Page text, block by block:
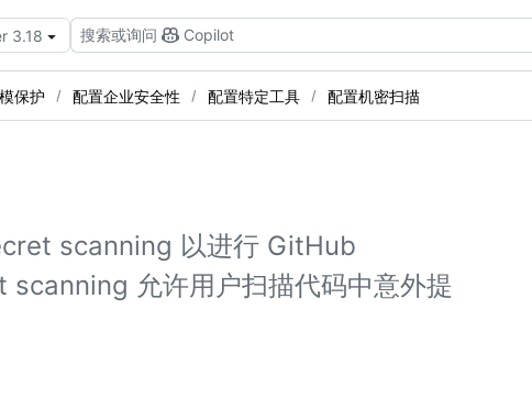
3.18 搜索或询问 Copilot
保护 配置企业安全性 配置特定工具 配置机密扫描
scanning 以进行 GitHub
允许用户扫描代码中意外提